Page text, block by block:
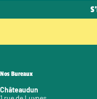
Nos Bureaux
Châteaudun